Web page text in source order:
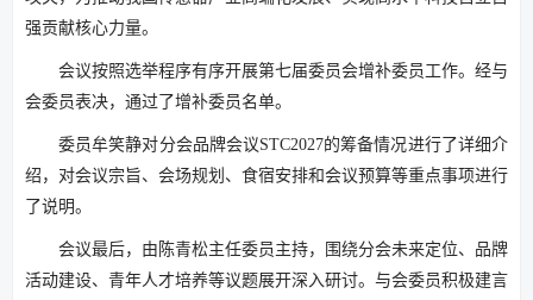
强贡献核心力量。
会议按照选举程序有序开展第七届委员会增补委员工作。经与
会委员表决，通过了增补委员名单。
委员牟笑静对分会品牌会议STC2027的筹备情况进行了详细介
绍，对会议宗旨、会场规划、食宿安排和会议预算等重点事项进行
了说明。
会议最后，由陈青松主任委员主持，围绕分会未来定位、品牌
活动建设、青年人才培养等议题展开深入研讨。与会委员积极建言